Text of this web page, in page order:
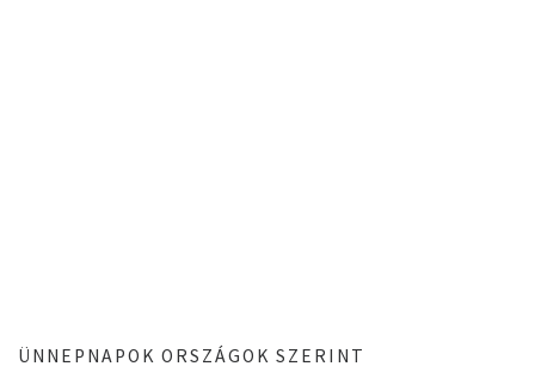
ÜNNEPNAPOK ORSZÁGOK SZERINT